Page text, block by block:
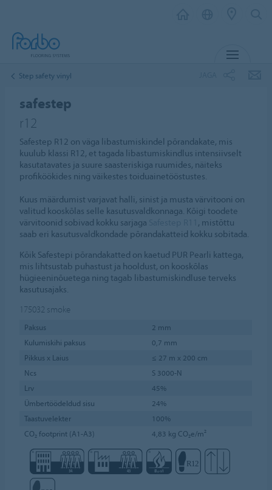
Step safety vinyl
safestep
r12
Safestep R12 on väga libastumiskindel põrandakate, mis
kuulub klassi R12, et tagada libastumiskindlus intensiivselt
kasutatavates ja suure saasteriskiga ruumides, näiteks
profiköökides ning väikestes toiduainetööstustes.
Kuus määrdumist varjavat halli, sinist ja musta värvitooni on
valitud kooskõlas selle kasutusvaldkonnaga. Kõigi toodete
värvitoonid sobivad kokku sarjaga
, mistõttu
saab eri kasutusvaldkondade põrandakatteid kokku sobitada.
Kõik Safestepi põrandakatted on kaetud PUR Pearli kattega,
mis lihtsustab puhastust ja hooldust, on kooskõlas
hügieeninõuetega ning tagab libastumiskindluse terveks
kasutusajaks.
175032 smoke
Paksus
2 mm
Kulumiskihi paksus
0,7 mm
Pikkus x Laius
≤ 27 m x 200 cm
Ncs
S 3000-N
Lrv
45%
Ümbertöödeldud sisu
24%
Taastuvelekter
100%
CO₂ footprint (A1-A3)
4,83 kg CO₂e/m²